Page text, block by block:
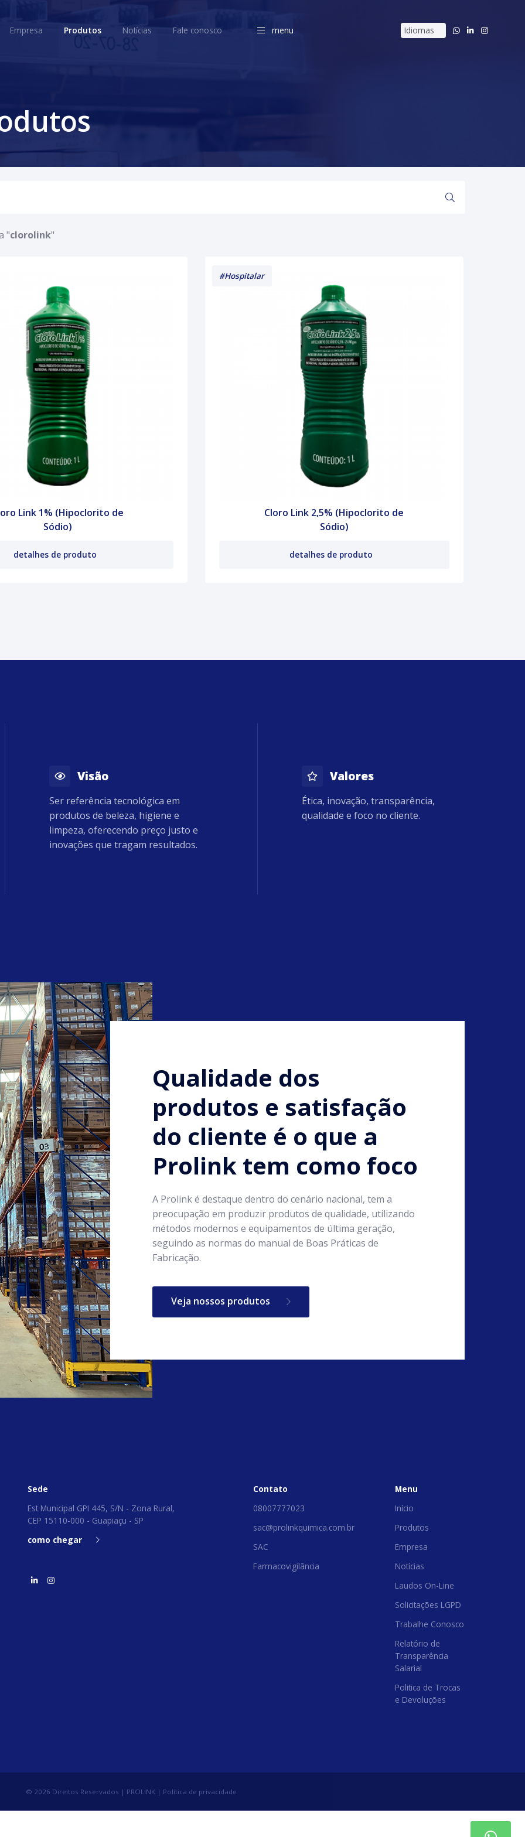
Empresa Produtos Notícias Fale conosco menu
Produtos
"clorolink"
Link 1% (Hipoclorito de
Sódio)
detalhes de produto
Cloro Link 2,5% (Hipoclorito de
Sódio)
detalhes de produto
#Hospitalar
Visão
Ser referência tecnológica em
produtos de beleza, higiene e
limpeza, oferecendo preço justo e
inovações que tragam resultados.
Valores
Ética, inovação, transparência,
qualidade e foco no cliente.
Qualidade dos
produtos e satisfação
do cliente é o que a
Prolink tem como foco
A Prolink é destaque dentro do cenário nacional, tem a
preocupação em produzir produtos de qualidade, utilizando
métodos modernos e equipamentos de última geração,
seguindo as normas do manual de Boas Práticas de
Fabricação.
Veja nossos produtos
Sede
Est Municipal GPI 445, S/N - Zona Rural,
CEP 15110-000 - Guapiaçu - SP
como chegar
Contato
08007777023
sac@prolinkquimica.com.br
SAC
Farmacovigilância
Menu
Início
Produtos
Empresa
Notícias
Laudos On-Line
Solicitações LGPD
Trabalhe Conosco
Relatório de
Transparência
Salarial
Politica de Trocas
e Devoluções
© 2026 Direitos Reservados | PROLINK | Política de privacidade